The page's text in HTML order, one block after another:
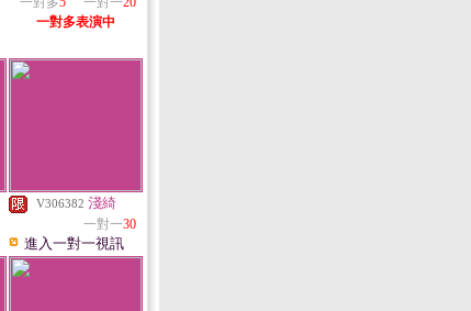
一對多表演中
V306382 淺綺
一對一30
進入一對一視訊